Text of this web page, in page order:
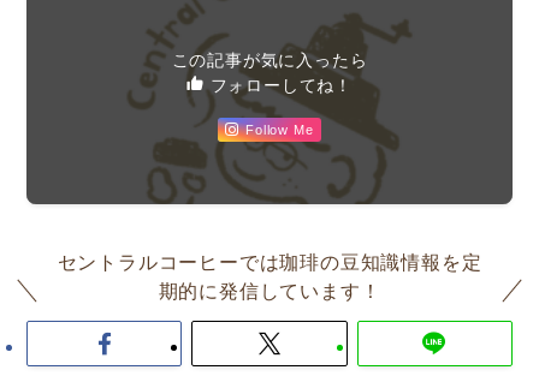
この記事が気に入ったら
フォローしてね！
Follow Me
セントラルコーヒーでは珈琲の豆知識情報を定
期的に発信しています！